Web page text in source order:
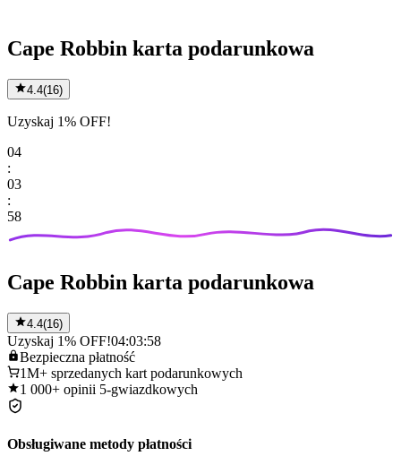
Cape Robbin karta podarunkowa
4.4(16)
Uzyskaj 1% OFF!
04
:
03
:
58
Cape Robbin karta podarunkowa
4.4(16)
Uzyskaj 1% OFF!04:03:58
Bezpieczna płatność
1M+ sprzedanych kart podarunkowych
1 000+ opinii 5-gwiazdkowych
Obsługiwane metody płatności